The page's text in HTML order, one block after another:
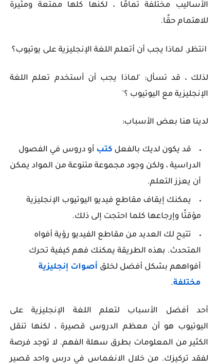
الأساليب مختلفة تمامًا ، لكنها كلها ممتعة ومثيرة
للاهتمام حقًا.
انتظر. لماذا يجب أن أتعلم اللغة الإنجليزية على يوتيوب؟
لذلك ، قد تسأل: 'لماذا يجب أن أستخدم تعلم اللغة
الإنجليزية مع اليوتيوب ؟'
لدينا هنا بعض الأسباب:
قد يكون لديك بالفعل كتب أو دروس في الفصول
الدراسية ، ولكن وجود مجموعة متنوعة من المواد يمكن
أن يعزز التعلم.
يمكنك إيقاف مقاطع فيديو اليوتيوب الإنجليزية
مؤقتًا وإرجاعها كلما احتجت إلى ذلك.
تتيح لك العديد من مقاطع الفيديو رؤية أفواه
المتحدث. بهذه الطريقة يمكنك فهم كيفية تحرك
أفواههم بشكل أفضل لخلق أصوات إنجليزية
مختلفة.
أحد أفضل الأسباب لتعلم اللغة الإنجليزية على
اليوتيوب هو أن معظم الدروس قصيرة ، لكنها تنقل
الكثير من المعلومات بطرق سهلة الفهم. لا توجد فرصة
لفقد تركيزك. من خلال الانغماس في درس واحد قصير